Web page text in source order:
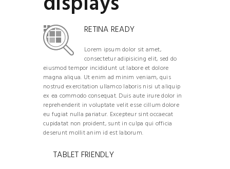
RETINA READY
Lorem ipsum dolor sit amet,
consectetur adipisicing elit, sed do
eiusmod tempor incididunt ut labore et dolore
magna aliqua. Ut enim ad minim veniam, quis
nostrud exercitation ullamco laboris nisi ut aliquip
ex ea commodo consequat. Duis aute irure dolor in
reprehenderit in voluptate velit esse cillum dolore
eu fugiat nulla pariatur. Excepteur sint occaecat
cupidatat non proident, sunt in culpa qui officia
deserunt mollit anim id est laborum.
TABLET FRIENDLY